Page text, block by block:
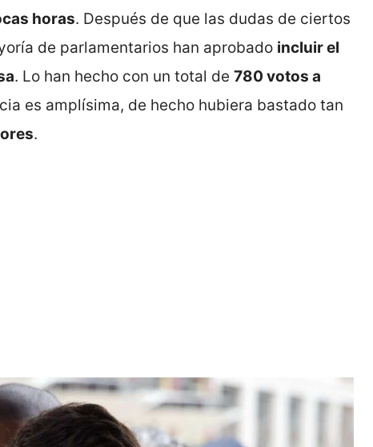
horas. Después de que las dudas de ciertos
de parlamentarios han aprobado incluir el
. Lo han hecho con un total de 780 votos a
es amplísima, de hecho hubiera bastado tan
.